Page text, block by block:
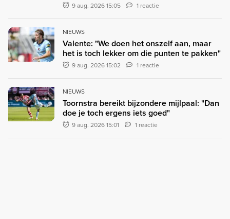
9 aug. 2026 15:05 1 reactie
NIEUWS
Valente: "We doen het onszelf aan, maar
het is toch lekker om die punten te pakken"
9 aug. 2026 15:02 1 reactie
NIEUWS
Toornstra bereikt bijzondere mijlpaal: "Dan
doe je toch ergens iets goed"
9 aug. 2026 15:01 1 reactie